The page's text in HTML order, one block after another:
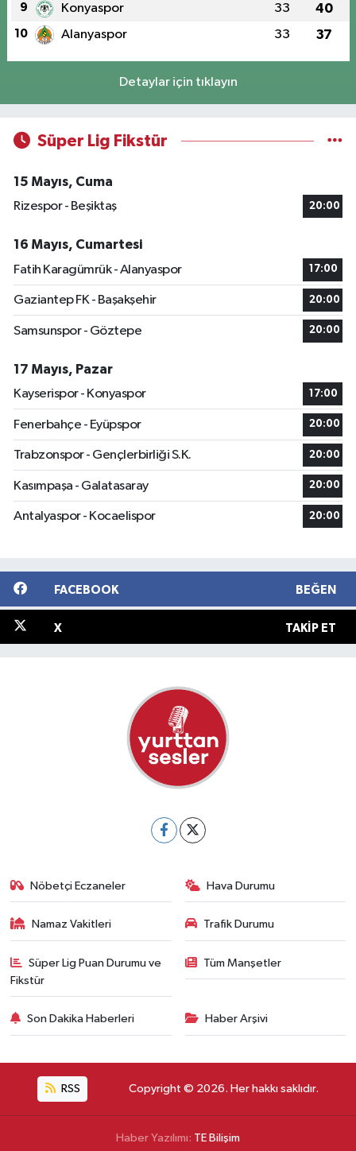
9 Konyaspor 33 40
10 Alanyaspor 33 37
Detaylar için tıklayın
Süper Lig Fikstür
15 Mayıs, Cuma
Rizespor - Beşiktaş
20:00
16 Mayıs, Cumartesi
Fatih Karagümrük - Alanyaspor
17:00
Gaziantep FK - Başakşehir 20:00
Samsunspor - Göztepe 20:00
17 Mayıs, Pazar
Kayserispor - Konyaspor
17:00
Fenerbahçe - Eyüpspor 20:00
Trabzonspor - Gençlerbirliği S.K. 20:00
Kasımpaşa - Galatasaray 20:00
Antalyaspor - Kocaelispor 20:00
FACEBOOK BEĞEN
X TAKIP ET
Nöbetçi Eczaneler Hava Durumu
Namaz Vakitleri Trafik Durumu
Süper Lig Puan Durumu ve
Fikstür
Tüm Manşetler
Son Dakika Haberleri Haber Arşivi
RSS Copyright © 2026. Her hakkı saklıdır.
Haber Yazılımı: TE Bilişim